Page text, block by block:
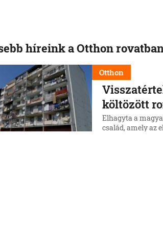
híreink a Otthon
Otthon
költözött
Elhagyta a
család, amely az